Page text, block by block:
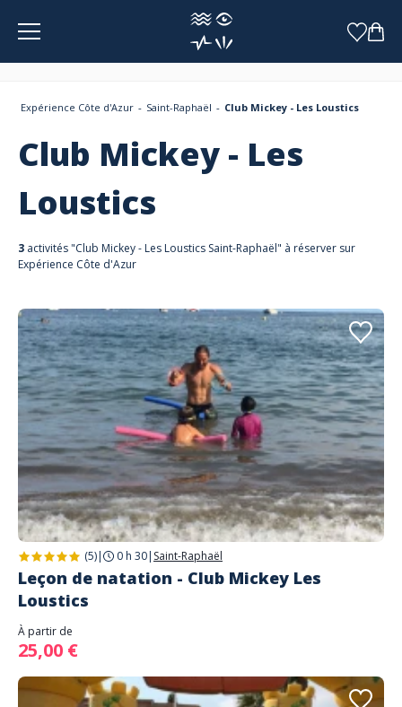
Panneau de gestion des cookies
Expérience Côte d'Azur Saint-Raphaël Club Mickey - Les Loustics
Club Mickey - Les
Loustics
3 activités "Club Mickey - Les Loustics Saint-Raphaël" à réserver sur
Expérience Côte d'Azur
(5)| 0 h 30| Saint-Raphaël
Leçon de natation - Club Mickey Les
Loustics
À partir de
25,00 €